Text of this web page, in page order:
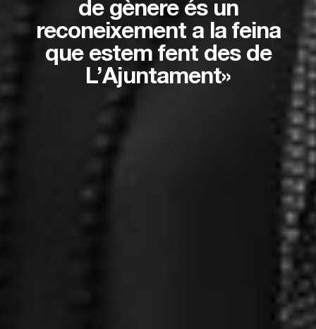
de gènere és un
reconeixement a la feina
que estem fent des de
L’Ajuntament»